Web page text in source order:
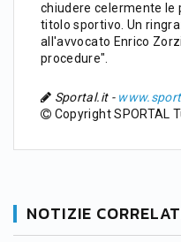
chiudere celermente le
titolo sportivo. Un
all'avvocato Enrico
procedure".
Sportal.it -
Copyright SPORTAL
NOTIZIE